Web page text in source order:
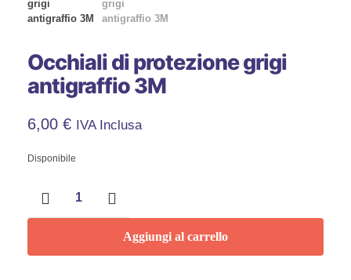
Occhiali di protezione grigi
antigraffio 3M
6,00 € IVA Inclusa
Disponibile
protezione
3M
Aggiungi al carrello